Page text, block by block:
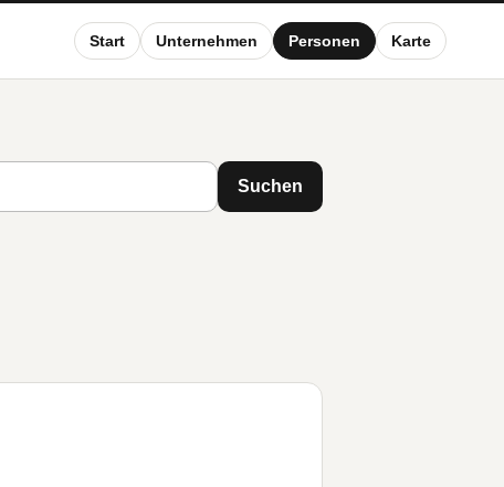
Start Unternehmen Personen Karte
Suchen